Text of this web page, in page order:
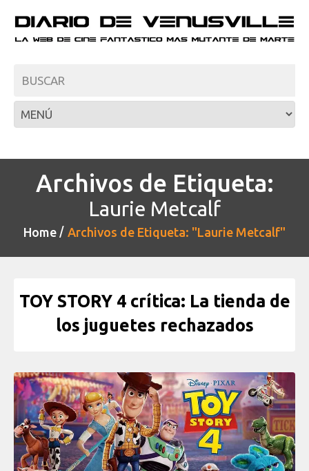
Archivos de Etiqueta:
Laurie Metcalf
Home Archivos de Etiqueta: "Laurie Metcalf"
TOY STORY 4 crítica: La tienda de
los juguetes rechazados